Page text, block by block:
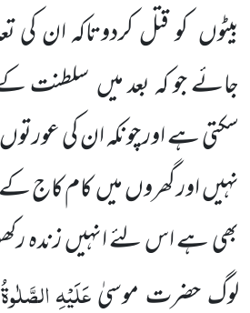
بیٹوں کو قتل کردوتاکہ ان کی
جائے جو کہ بعد میں سلطنت
سکتی ہے اور چونکہ ان کی
نہیں اور گھروں میں کام
بھی ہے اس لئے انہیں زندہ
لوگ حضرت موسیٰعَلَیْہِالصَّلٰوۃُ